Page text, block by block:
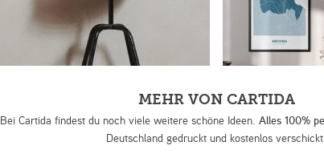
MEHR VON CARTIDA
Bei Cartida findest du noch viele weitere schöne Ideen. Alles 100%
Deutschland gedruckt und kostenlos verschickt.